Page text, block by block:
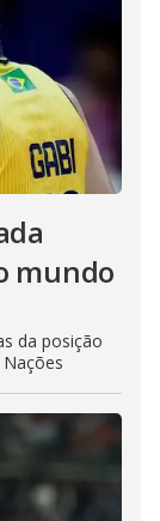
mundo
da posição